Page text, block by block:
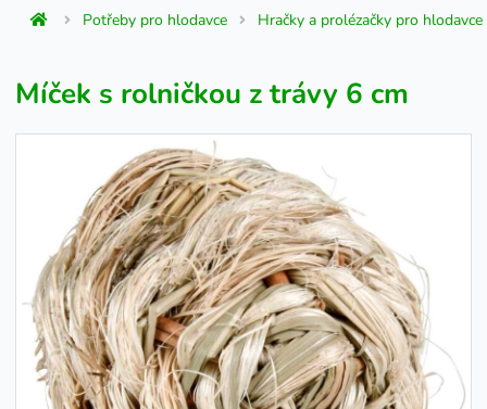
Potřeby pro hlodavce Hračky a prolézačky pro hlodavce
Míček s rolničkou z trávy 6 cm